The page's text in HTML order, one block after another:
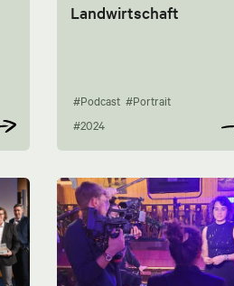
Landwirtschaft
#Podcast #Portrait
#2024